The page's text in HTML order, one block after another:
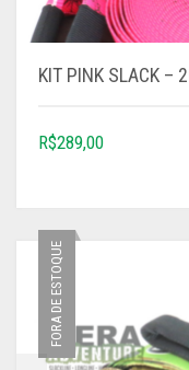
KIT PINK SLACK –
R$289,00
FORA DE ESTOQUE